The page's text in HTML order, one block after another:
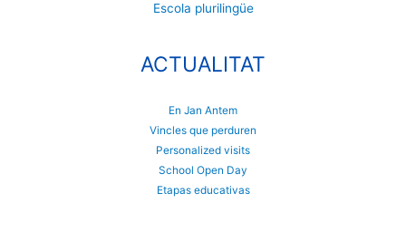
Escola plurilingüe
ACTUALITAT
En Jan Antem
Vincles que perduren
Personalized visits
School Open Day
Etapas educativas